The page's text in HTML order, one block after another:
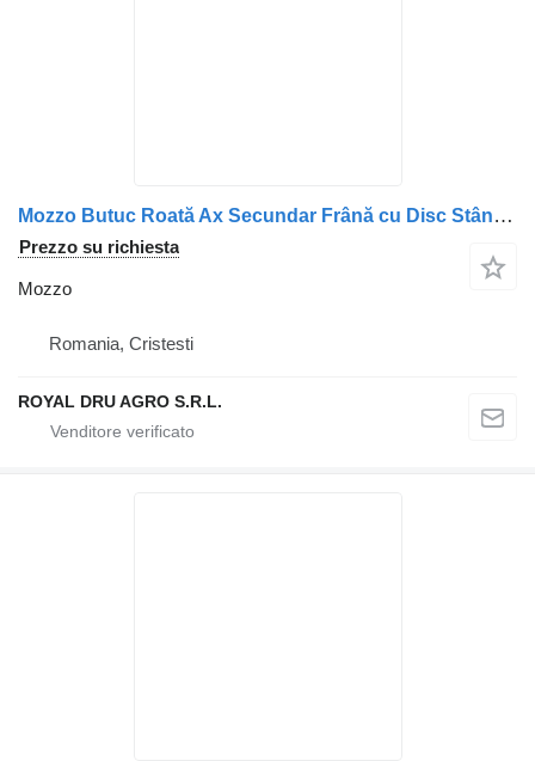
Mozzo Butuc Roată Ax Secundar Frână cu Disc Stânga pentru per camion DAF
Prezzo su richiesta
Mozzo
Romania, Cristesti
ROYAL DRU AGRO S.R.L.